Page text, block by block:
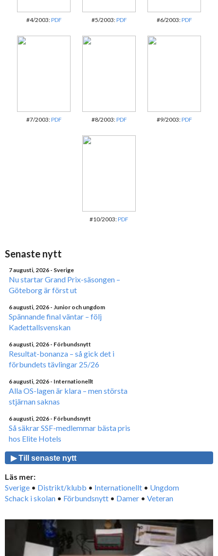
#4/2003:PDF #5/2003:PDF #6/2003:PDF
#7/2003:PDF #8/2003:PDF #9/2003:PDF
#10/2003:PDF
Senaste nytt
7 augusti, 2026 - Sverige
Nu startar Grand Prix-säsongen –
Göteborg är först ut
6 augusti, 2026 - Junior och ungdom
Spännande final väntar – följ
Kadettallsvenskan
6 augusti, 2026 - Förbundsnytt
Resultat-bonanza – så gick det i
förbundets tävlingar 25/26
6 augusti, 2026 - Internationellt
Alla OS-lagen är klara – men största
stjärnan saknas
6 augusti, 2026 - Förbundsnytt
Så säkrar SSF-medlemmar bästa pris
hos Elite Hotels
▶ Till senaste nytt
Läs mer:
Sverige • Distrikt/klubb • Internationellt • Ungdom
Schack i skolan • Förbundsnytt • Damer • Veteran